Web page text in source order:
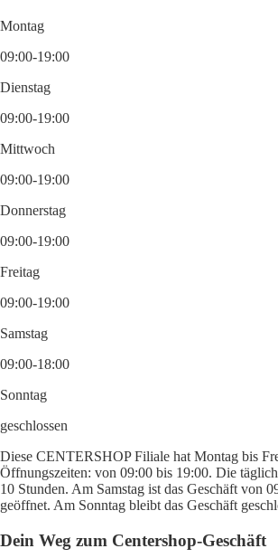
Montag
09:00-19:00
Dienstag
09:00-19:00
Mittwoch
09:00-19:00
Donnerstag
09:00-19:00
Freitag
09:00-19:00
Samstag
09:00-18:00
Sonntag
geschlossen
Diese CENTERSHOP Filiale hat Montag bis
Öffnungszeiten: von 09:00 bis 19:00. Die
10 Stunden. Am Samstag ist das Geschäft von
geöffnet. Am Sonntag bleibt das Geschäft
Dein Weg zum Centershop-Geschäft